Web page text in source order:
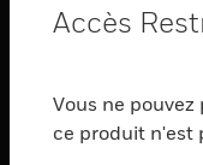
PRODUCTS
toggle view
Accès
Vous ne
ce produit n'est